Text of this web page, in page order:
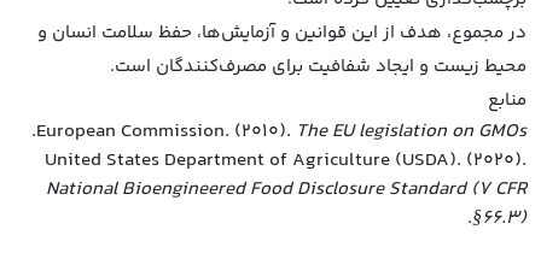
در مجموع، هدف از این قوانین و آزمایش‌ها، حفظ سلامت انسان و
محیط زیست و ایجاد شفافیت برای مصرف‌کنندگان است.
منابع
European Commission. (2010). The EU legislation on GMOs
.
United States Department of Agriculture (USDA). (2020).
National Bioengineered Food Disclosure Standard (7 CFR
§66.3)
.